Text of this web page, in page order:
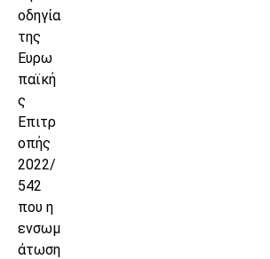
οδηγία
της
Ευρω
παϊκή
ς
Επιτρ
οπής
2022/
542
που η
ενσωμ
άτωση